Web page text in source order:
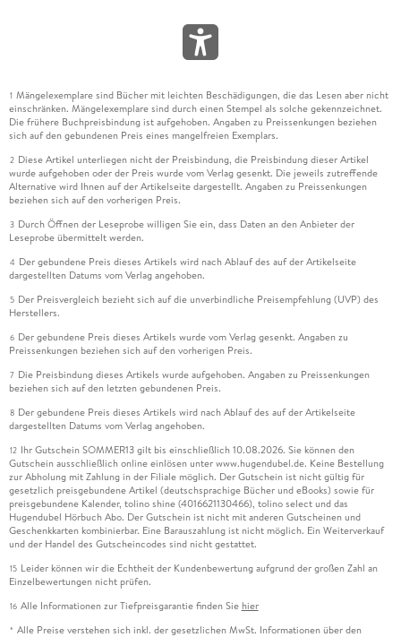
1 Mängelexemplare sind Bücher mit leichten Beschädigungen, die das Lesen aber nicht
einschränken. Mängelexemplare sind durch einen Stempel als solche gekennzeichnet.
Die frühere Buchpreisbindung ist aufgehoben. Angaben zu Preissenkungen beziehen
sich auf den gebundenen Preis eines mangelfreien Exemplars.
2 Diese Artikel unterliegen nicht der Preisbindung, die Preisbindung dieser Artikel
wurde aufgehoben oder der Preis wurde vom Verlag gesenkt. Die jeweils zutreffende
Alternative wird Ihnen auf der Artikelseite dargestellt. Angaben zu Preissenkungen
beziehen sich auf den vorherigen Preis.
3 Durch Öffnen der Leseprobe willigen Sie ein, dass Daten an den Anbieter der
Leseprobe übermittelt werden.
4 Der gebundene Preis dieses Artikels wird nach Ablauf des auf der Artikelseite
dargestellten Datums vom Verlag angehoben.
5 Der Preisvergleich bezieht sich auf die unverbindliche Preisempfehlung (UVP) des
Herstellers.
6 Der gebundene Preis dieses Artikels wurde vom Verlag gesenkt. Angaben zu
Preissenkungen beziehen sich auf den vorherigen Preis.
7 Die Preisbindung dieses Artikels wurde aufgehoben. Angaben zu Preissenkungen
beziehen sich auf den letzten gebundenen Preis.
8 Der gebundene Preis dieses Artikels wird nach Ablauf des auf der Artikelseite
dargestellten Datums vom Verlag angehoben.
12 Ihr Gutschein SOMMER13 gilt bis einschließlich 10.08.2026. Sie können den
Gutschein ausschließlich online einlösen unter www.hugendubel.de. Keine Bestellung
zur Abholung mit Zahlung in der Filiale möglich. Der Gutschein ist nicht gültig für
gesetzlich preisgebundene Artikel (deutschsprachige Bücher und eBooks) sowie für
preisgebundene Kalender, tolino shine (4016621130466), tolino select und das
Hugendubel Hörbuch Abo. Der Gutschein ist nicht mit anderen Gutscheinen und
Geschenkkarten kombinierbar. Eine Barauszahlung ist nicht möglich. Ein Weiterverkauf
und der Handel des Gutscheincodes sind nicht gestattet.
15 Leider können wir die Echtheit der Kundenbewertung aufgrund der großen Zahl an
Einzelbewertungen nicht prüfen.
16 Alle Informationen zur Tiefpreisgarantie finden Sie hier
* Alle Preise verstehen sich inkl. der gesetzlichen MwSt. Informationen über den